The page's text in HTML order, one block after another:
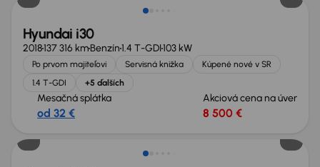
Hyundai i30
2018137 316 kmBenzín1.4 T-GDI103 kW
Po prvom majiteľovi Servisná knižka
Kúpené nové v SR
1.4 T-GDI
+5 ďalších
Mesačná splátka
od 32 €
Akciová cena na úver
8 500 €